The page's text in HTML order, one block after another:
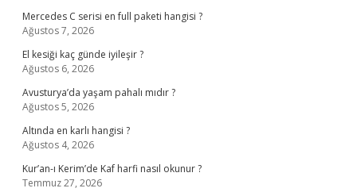
Mercedes C serisi en full paketi hangisi ?
Ağustos 7, 2026
El kesiği kaç günde iyileşir ?
Ağustos 6, 2026
Avusturya’da yaşam pahalı mıdır ?
Ağustos 5, 2026
Altında en karlı hangisi ?
Ağustos 4, 2026
Kur’an-ı Kerim’de Kaf harfi nasıl okunur ?
Temmuz 27, 2026